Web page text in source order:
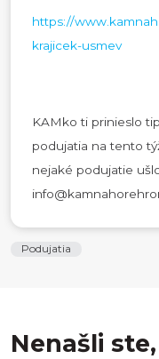
https://
krajicek-usmev
KAMko ti prinieslo
podujatia na tento
nejaké podujatie
Podujatia
Nenašli